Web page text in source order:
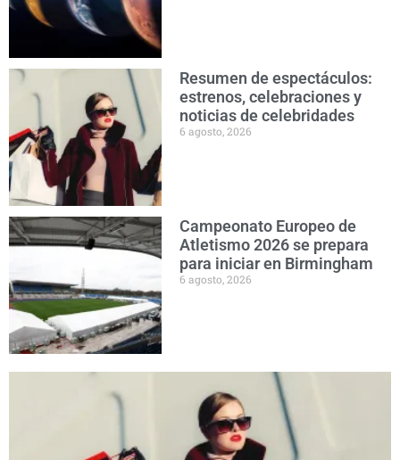
Resumen de espectáculos:
estrenos, celebraciones y
noticias de celebridades
6 agosto, 2026
Campeonato Europeo de
Atletismo 2026 se prepara
para iniciar en Birmingham
6 agosto, 2026